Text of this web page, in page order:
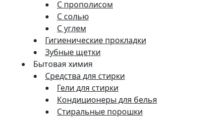
С прополисом
С солью
С углем
Гигиенические прокладки
Зубные щетки
Бытовая химия
Средства для стирки
Гели для стирки
Кондиционеры для белья
Стиральные порошки